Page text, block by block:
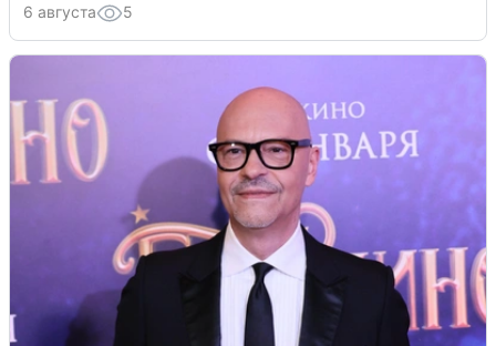
6 августа 5